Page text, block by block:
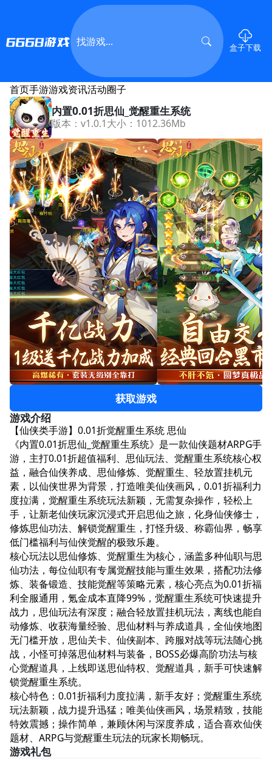
盒子下载
首页手游游戏资讯活动圈子
内置0.01折思仙_觉醒重生系统
版本：v1.0.1大小：1012.36Mb
获取游戏
游戏介绍
【仙侠类手游】0.01折觉醒重生系统 思仙
《内置0.01折思仙_觉醒重生系统》是一款仙侠题材ARPG手
游，主打0.01折超值福利、思仙玩法、觉醒重生系统核心权
益，融合仙侠养成、思仙修炼、觉醒重生、轻放置挂机元
素，以仙侠世界为背景，打造唯美仙侠画风，0.01折福利力
度拉满，觉醒重生系统玩法新颖，无需复杂操作，轻松上
手，让新老仙侠玩家沉浸式开启思仙之旅，化身仙侠修士，
修炼思仙功法、解锁觉醒重生，打怪升级、称霸仙界，畅享
低门槛福利与仙侠觉醒的极致乐趣。​
核心玩法以思仙修炼、觉醒重生为核心，涵盖多种仙职与思
仙功法，每位仙职有专属觉醒技能与重生效果，搭配功法修
炼、装备锻造、技能觉醒等策略元素，核心亮点为0.01折福
利全服通用，氪金成本直降99%，觉醒重生系统可快速提升
战力，思仙玩法有深度；融合轻放置挂机玩法，离线也能自
动修炼、收获海量经验、思仙材料与养成道具，全仙侠地图
无门槛开放，思仙关卡、仙侠副本、跨服对战等玩法随心挑
战，小怪可掉落思仙材料与装备，BOSS必爆高阶功法与核
心觉醒道具，上线即送思仙特权、觉醒道具，新手可快速解
锁觉醒重生系统。​
核心特色：0.01折福利力度拉满，新手友好；觉醒重生系统
玩法新颖，战力提升迅猛；唯美仙侠画风，场景精致，技能
特效震撼；操作简单，兼顾休闲与深度养成，适合喜欢仙侠
题材、ARPG与觉醒重生玩法的玩家长期畅玩。
游戏礼包